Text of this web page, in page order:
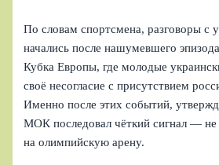
По словам спортсмена, разговоры с
начались после нашумевшего
Кубка Европы, где молодые
своё несогласие с присутствием
Именно после этих событий,
МОК последовал чёткий сигнал — не
на олимпийскую арену.